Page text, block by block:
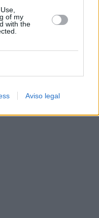
of my
with the
Aviso legal